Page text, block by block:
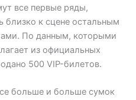
все первые ряды,
близко к сцене остальным
По данным, которыми
из официальных
500 VIP-билетов.
больше и больше сумок